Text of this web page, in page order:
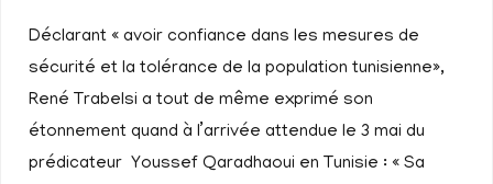
Déclarant « avoir confiance dans les mesures de
sécurité et la tolérance de la population tunisienne»,
René Trabelsi a tout de même exprimé son
étonnement quand à l’arrivée attendue le 3 mai du
prédicateur Youssef Qaradhaoui en Tunisie : « Sa